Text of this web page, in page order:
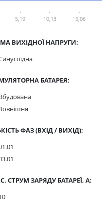
5,19 10,13 15,06
ВИХІДНОЇ НАПРУГИ:
БАТАРЕЯ:
ФАЗ (ВХІД / ВИХІД):
СТРУМ ЗАРЯДУ БАТАРЕЇ, А: